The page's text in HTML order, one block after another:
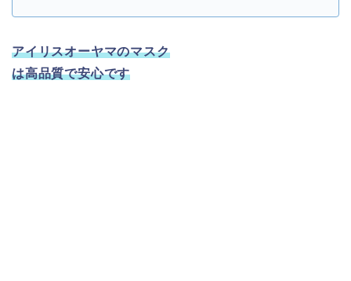
アイリスオーヤマのマスク
は高品質で安心です